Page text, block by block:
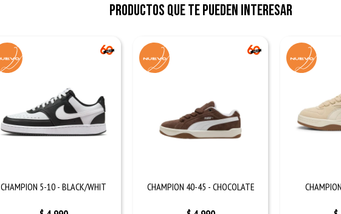
Productos que te pueden interesar
CHAMPION 5-10 - BLACK/WHIT CHAMPION 40-45 - CHOCOLATE